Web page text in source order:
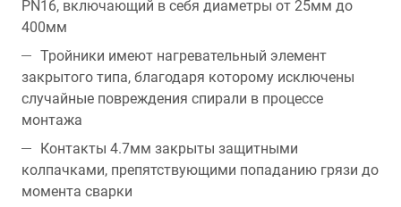
PN16, включающий в себя диаметры от 25мм до
400мм
Тройники имеют нагревательный элемент
закрытого типа, благодаря которому исключены
случайные повреждения спирали в процессе
монтажа
Контакты 4.7мм закрыты защитными
колпачками, препятствующими попаданию грязи до
момента сварки